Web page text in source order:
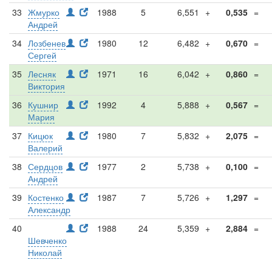
33 Жмурко
Андрей
1988 5 6,551 + 0,535 =
34 Лозбенев
Сергей
1980 12 6,482 + 0,670 =
35 Лесняк
Виктория
1971 16 6,042 + 0,860 =
36 Кушнир
Мария
1992 4 5,888 + 0,567 =
37 Кицюк
Валерий
1980 7 5,832 + 2,075 =
38 Сердцов
Андрей
1977 2 5,738 + 0,100 =
39 Костенко
Александр
1987 7 5,726 + 1,297 =
40
Шевченко
Николай
1988 24 5,359 + 2,884 =